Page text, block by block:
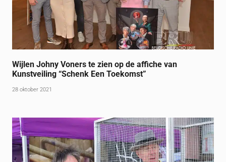
Wijlen Johny Voners te zien op de affiche van
Kunstveiling “Schenk Een Toekomst”
28 oktober 2021